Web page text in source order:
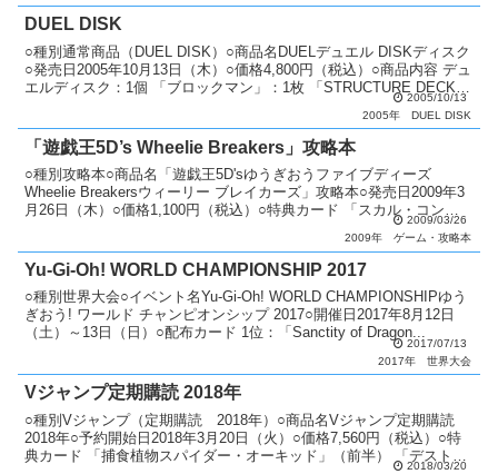
DUEL DISK
○種別通常商品（DUEL DISK）○商品名DUELデュエル DISKディスク
○発売日2005年10月13日（木）○価格4,800円（税込）○商品内容 デュ
エルディスク：1個 「ブロックマン」：1枚 「STRUCTURE DECK -
2005/10/13
2005年
DUEL DISK
「遊戯王5D’s Wheelie Breakers」攻略本
○種別攻略本○商品名「遊戯王5D'sゆうぎおうファイブディーズ
Wheelie Breakersウィーリー ブレイカーズ」攻略本○発売日2009年3
月26日（木）○価格1,100円（税込）○特典カード 「スカル・コンダ
2009/03/26
2009年
ゲーム・攻略本
Yu-Gi-Oh! WORLD CHAMPIONSHIP 2017
○種別世界大会○イベント名Yu-Gi-Oh! WORLD CHAMPIONSHIPゆう
ぎおう! ワールド チャンピオンシップ 2017○開催日2017年8月12日
（土）～13日（日）○配布カード 1位：「Sanctity of Dragon...
2017/07/13
2017年
世界大会
Vジャンプ定期購読 2018年
○種別Vジャンプ（定期購読 2018年）○商品名Vジャンプ定期購読
2018年○予約開始日2018年3月20日（火）○価格7,560円（税込）○特
典カード 「捕食植物スパイダー・オーキッド」（前半） 「デストー
2018/03/20